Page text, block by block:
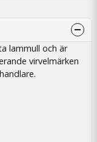
lammull och är
virvelmärken